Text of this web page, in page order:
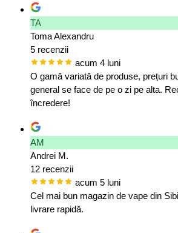
TA
Toma Alexandru
5 recenzii
acum 4 luni
O gamă variată de produse, prețuri
general se face de pe o zi pe alta.
încredere!
AM
Andrei M.
12 recenzii
acum 5 luni
Cel mai bun magazin de vape din
livrare rapidă.